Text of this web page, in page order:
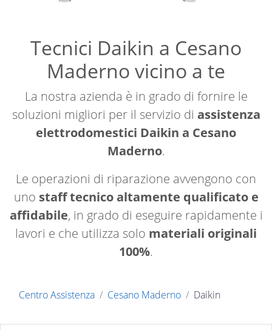
Tecnici Daikin a Cesano
Maderno vicino a te
La nostra azienda è in grado di fornire le
soluzioni migliori per il servizio di assistenza
elettrodomestici Daikin a Cesano
Maderno.
Le operazioni di riparazione avvengono con
uno staff tecnico altamente qualificato e
affidabile, in grado di eseguire rapidamente i
lavori e che utilizza solo materiali originali
100%.
Centro Assistenza Cesano Maderno Daikin